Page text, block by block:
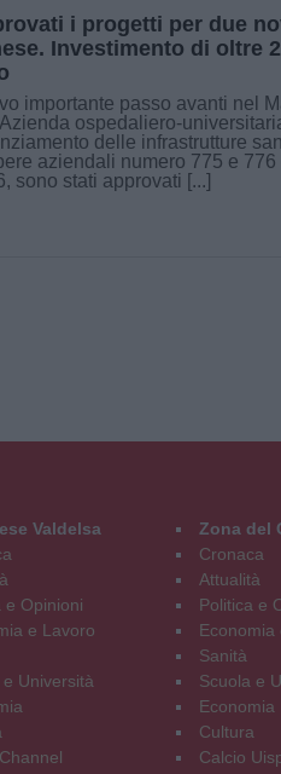
i progetti per due
Investimento di oltre
importante passo avanti nel
ospedaliero-
delle infrastrutture
aziendali numero 775 e
sono stati approvati [...]
Valdelsa
e Opinioni
e Lavoro
e Università
Zona del
Cronaca
Attualità
Politica e
Economia
Sanità
Scuola e
Economia
Cultura
Calcio